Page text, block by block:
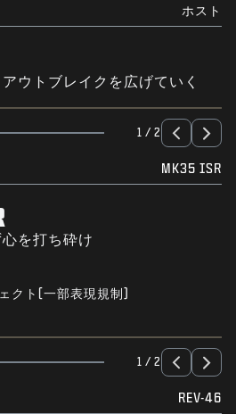
ホスト
ウトブレイクを広げていく
1 / 2
MK35 ISR
を打ち砕け
クト(一部表現規制)
1 / 2
REV-46